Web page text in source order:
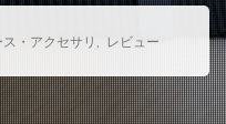
ス・アクセサリ
レビュー